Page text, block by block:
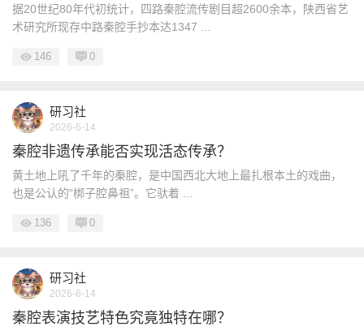
据20世纪80年代初统计，四路秦腔流传剧目超2600余本，陕西省艺
术研究所现存中路秦腔手抄本达1347 ...
146 0
研习社
2026-6-14
秦腔非遗传承能否实现活态传承？
黄土地上吼了千年的秦腔，是中国西北大地上最扎根本土的戏曲，
也是公认的“梆子腔鼻祖”。它驮着 ...
136 0
研习社
2026-6-14
秦腔表演技艺特色究竟独特在哪？